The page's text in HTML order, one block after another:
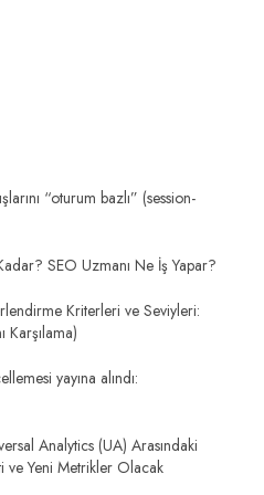
“oturum bazlı” (session-
SEO Uzmanı Ne İş Yapar?
Kriterleri ve Seviyleri:
Karşılama)
yayına alındı:
Analytics (UA) Arasındaki
ve Yeni Metrikler Olacak